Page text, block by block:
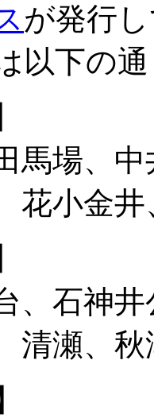
が発行
以下の
馬場、
花小金
、石神
清瀬、秋